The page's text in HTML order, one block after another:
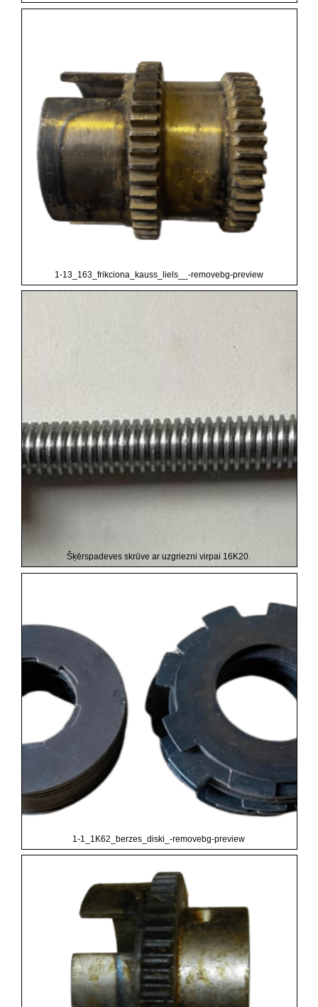
1-13_163_frikciona_kauss_liels__-removebg-preview
Šķērspadeves skrūve ar uzgriezni virpai 16K20.
1-1_1K62_berzes_diski_-removebg-preview